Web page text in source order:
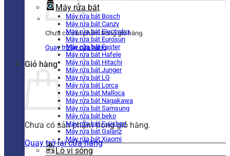
Chưa có sản phẩm trong giỏ hàng.
Quay trở lại cửa hàng
Giỏ hàng
Chưa có sản phẩm trong giỏ hàng.
Quay trở lại cửa hàng
Máy rửa bát
Máy rửa bát Bosch
Máy rửa bát Canzy
Máy rửa bát Electrolux
Máy rửa bát Eurosun
Máy rửa bát Faster
Máy rửa bát Hafele
Máy rửa bát Hitachi
Máy rửa bát Junger
Máy rửa bát LG
Máy rửa bát Lorca
Máy rửa bát Malloca
Máy rửa bát Nagakawa
Máy rửa bát Samsung
Máy rửa bát beko
Máy rửa bát Fujishan
Máy rửa bát Galanz
Máy rửa bát Xiaomi
Lò vi sóng